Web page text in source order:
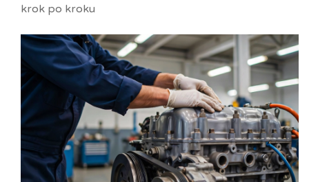
krok po kroku